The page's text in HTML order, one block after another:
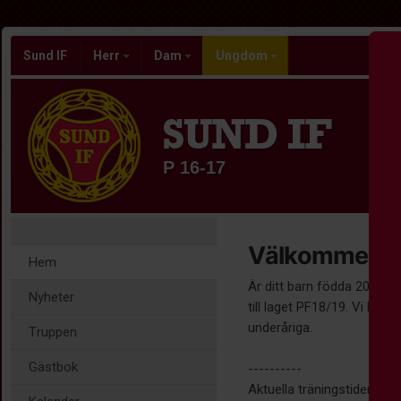
Sund IF Herr Dam Ungdom
SUND IF
P 16-17
Hem
Nyheter
Truppen
Gästbok
Välkommen
Är ditt barn födda 2018/
till laget PF18/19. Vi har
underåriga.
----------
Aktuella träningstider